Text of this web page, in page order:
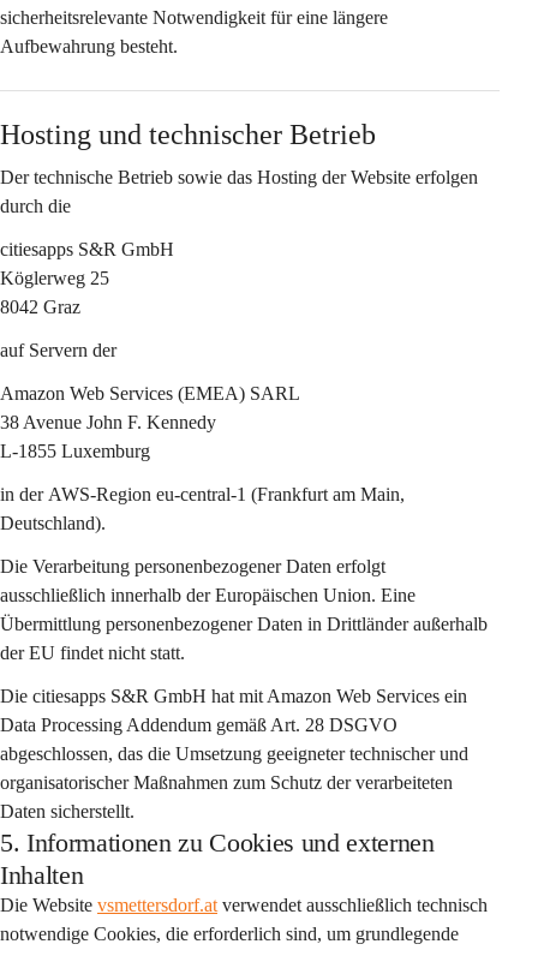
sicherheitsrelevante Notwendigkeit für eine längere
Aufbewahrung besteht.
Hosting und technischer Betrieb
Der technische Betrieb sowie das Hosting der Website erfolgen
durch die
citiesapps S&R GmbH
Köglerweg 25
8042 Graz
auf Servern der
Amazon Web Services (EMEA) SARL
38 Avenue John F. Kennedy
L-1855 Luxemburg
in der AWS-Region eu-central-1 (Frankfurt am Main,
Deutschland).
Die Verarbeitung personenbezogener Daten erfolgt
ausschließlich innerhalb der Europäischen Union. Eine
Übermittlung personenbezogener Daten in Drittländer außerhalb
der EU findet nicht statt.
Die citiesapps S&R GmbH hat mit Amazon Web Services ein
Data Processing Addendum gemäß Art. 28 DSGVO
abgeschlossen, das die Umsetzung geeigneter technischer und
organisatorischer Maßnahmen zum Schutz der verarbeiteten
Daten sicherstellt.
5. Informationen zu Cookies und externen
Inhalten
Die Website vsmettersdorf.at verwendet ausschließlich technisch
notwendige Cookies, die erforderlich sind, um grundlegende